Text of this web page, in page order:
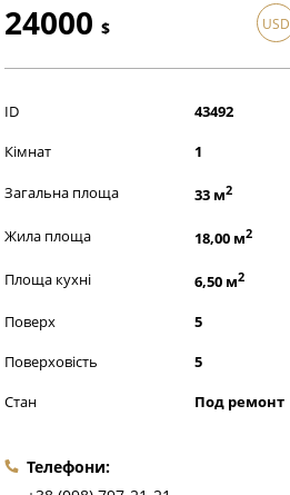
24000 $
696000грн
USD
ID
43492
Кімнат
1
Загальна площа 33 м2
Жила площа 18,00 м2
Площа кухні 6,50 м2
Поверх
5
Поверховість
5
Стан
Под ремонт
Телефони: